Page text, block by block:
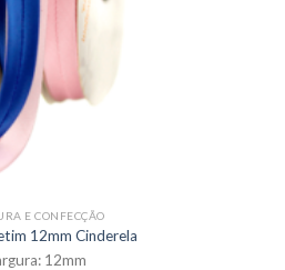
E CONFECÇÃO
12mm Cinderela
12mm